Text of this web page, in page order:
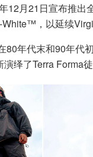
12月21日宣布推出
，以延续
年代末和90年代
绎了Terra Forma徒